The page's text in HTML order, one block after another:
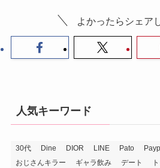
よかったらシェア
人気キーワード
30代 Dine DIOR LINE Pato
おじさんキラー
ギャラ飲み デート